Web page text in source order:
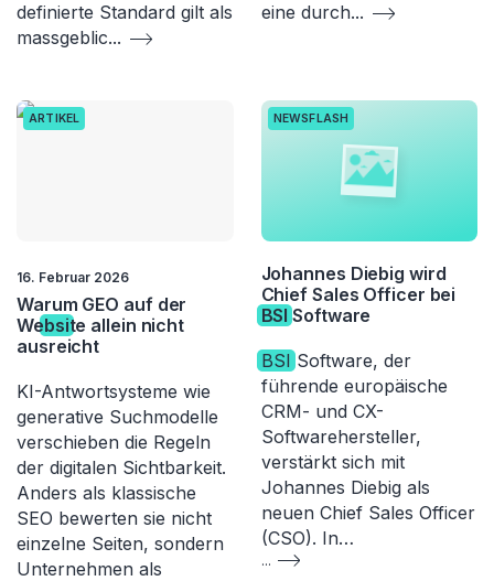
definierte Standard gilt als
massgeblic...
eine durch...
ARTIKEL
16. Februar 2026
Warum GEO auf der
Website allein nicht
ausreicht
KI-Antwortsysteme wie
generative Suchmodelle
verschieben die Regeln
der digitalen Sichtbarkeit.
Anders als klassische
SEO bewerten sie nicht
einzelne Seiten, sondern
Unternehmen als
NEWSFLASH
Johannes Diebig wird
Chief Sales Officer bei
BSI Software
BSI Software, der
führende europäische
CRM- und CX-
Softwarehersteller,
verstärkt sich mit
Johannes Diebig als
neuen Chief Sales Officer
(CSO). In…
...